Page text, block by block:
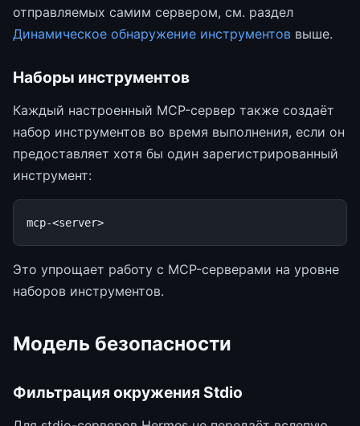
отправляемых самим сервером, см. раздел
Динамическое обнаружение инструментов выше.
Наборы инструментов
Каждый настроенный MCP-сервер также создаёт
набор инструментов во время выполнения, если он
предоставляет хотя бы один зарегистрированный
инструмент:
Это упрощает работу с MCP-серверами на уровне
наборов инструментов.
Модель безопасности
Фильтрация окружения Stdio